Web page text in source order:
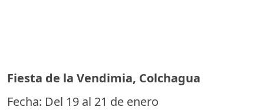
Fiesta de la Vendimia, Colchagua
Fecha: Del 19 al 21 de enero